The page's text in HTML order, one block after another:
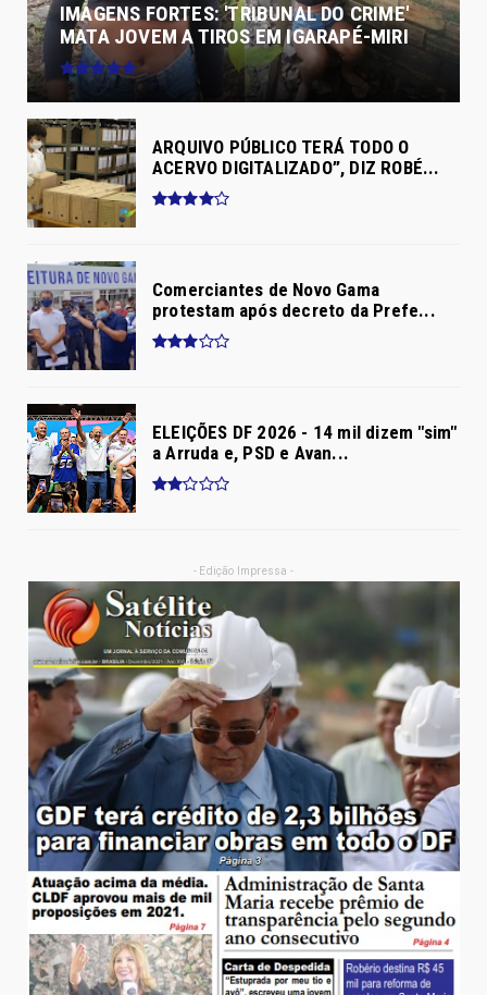
IMAGENS FORTES: 'TRIBUNAL DO CRIME'
MATA JOVEM A TIROS EM IGARAPÉ-MIRI
ARQUIVO PÚBLICO TERÁ TODO O
ACERVO DIGITALIZADO”, DIZ ROBÉ...
Comerciantes de Novo Gama
protestam após decreto da Prefe...
ELEIÇÕES DF 2026 - 14 mil dizem "sim"
a Arruda e, PSD e Avan...
- Edição Impressa -